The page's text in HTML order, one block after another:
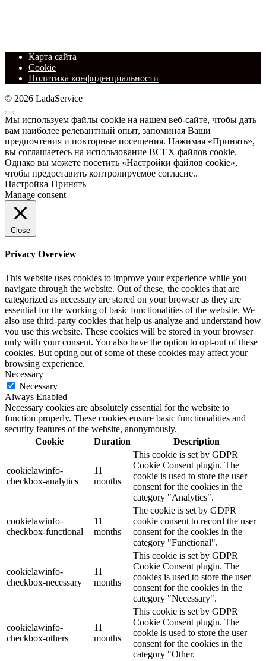
Карта сайта
Cookie
Политика конфиденциальности
© 2026 LadaService
Мы используем файлы cookie на нашем веб-сайте, чтобы дать
вам наиболее релевантный опыт, запоминая Ваши
предпочтения и повторные посещения. Нажимая «Принять»,
вы соглашаетесь на использование ВСЕХ файлов cookie.
Однако вы можете посетить «Настройки файлов cookie»,
чтобы предоставить контролируемое согласие..
Настройка Принять
Manage consent
Close
Privacy Overview
This website uses cookies to improve your experience while you
navigate through the website. Out of these, the cookies that are
categorized as necessary are stored on your browser as they are
essential for the working of basic functionalities of the website. We
also use third-party cookies that help us analyze and understand how
you use this website. These cookies will be stored in your browser
only with your consent. You also have the option to opt-out of these
cookies. But opting out of some of these cookies may affect your
browsing experience.
Necessary
Necessary
Always Enabled
Necessary cookies are absolutely essential for the website to
function properly. These cookies ensure basic functionalities and
security features of the website, anonymously.
Cookie
Duration Description
cookielawinfo-
checkbox-analytics
11
months
This cookie is set by GDPR
Cookie Consent plugin. The
cookie is used to store the user
consent for the cookies in the
category "Analytics".
cookielawinfo-
checkbox-functional
11
months
The cookie is set by GDPR
cookie consent to record the user
consent for the cookies in the
category "Functional".
cookielawinfo-
checkbox-necessary
11
months
This cookie is set by GDPR
Cookie Consent plugin. The
cookies is used to store the user
consent for the cookies in the
category "Necessary".
cookielawinfo-
checkbox-others
11
months
This cookie is set by GDPR
Cookie Consent plugin. The
cookie is used to store the user
consent for the cookies in the
category "Other.